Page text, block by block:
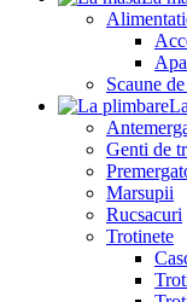
Scaune
Genti de
Marsupii
Rucsacuri
Trotinete